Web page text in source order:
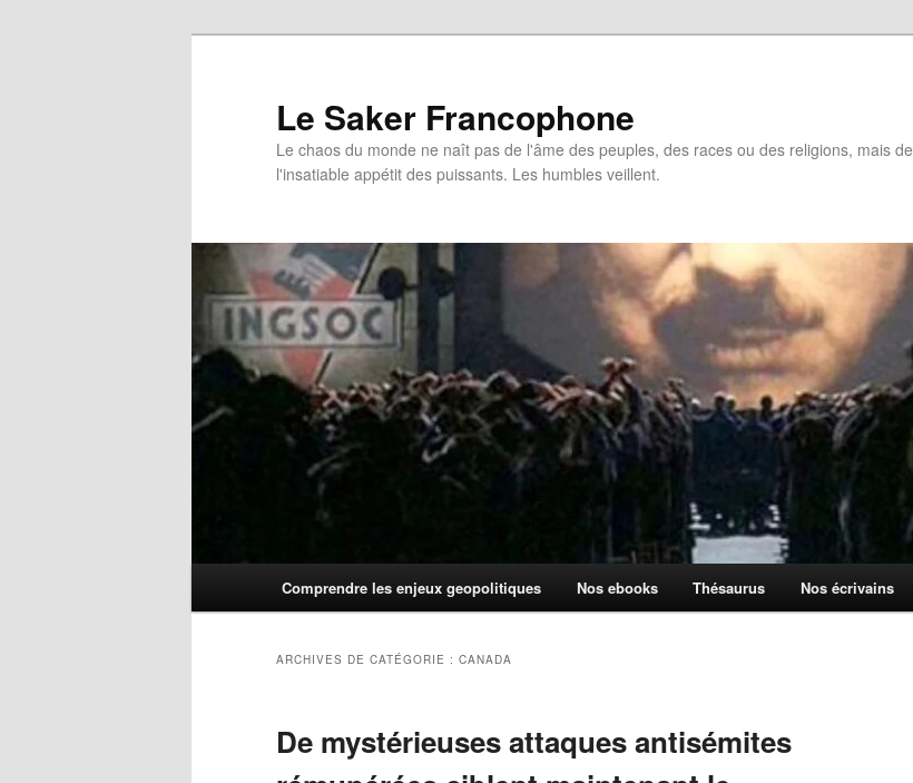
Le Saker Francophone
Le chaos du monde ne naît pas de l'âme des peuples, des races ou des religions, mais de
l'insatiable appétit des puissants. Les humbles veillent.
Comprendre les enjeux geopolitiques Nos ebooks Thésaurus Nos écrivains
ARCHIVES DE CATÉGORIE : CANADA
De mystérieuses attaques antisémites